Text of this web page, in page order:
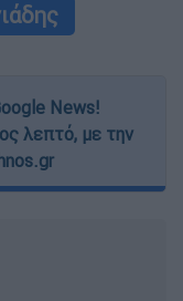
News!
λεπτό, με την